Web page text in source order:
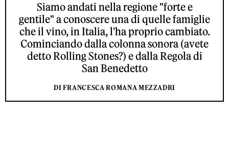
Siamo andati nella regione "forte e
gentile" a conoscere una di quelle famiglie
che il vino, in Italia, l'ha proprio cambiato.
Cominciando dalla colonna sonora (avete
detto Rolling Stones?) e dalla Regola di
San Benedetto
DI FRANCESCA ROMANA MEZZADRI